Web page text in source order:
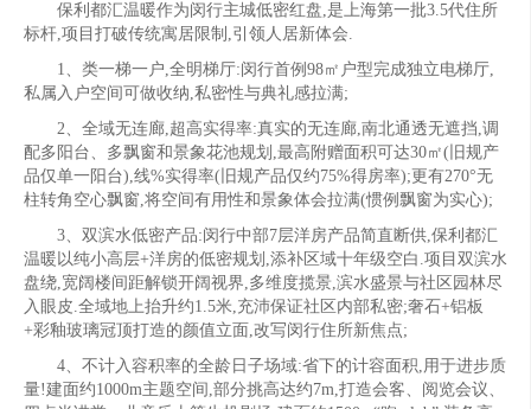
保利都汇温暖作为闵行主城低密红盘,是上海第一批3.5代住所
标杆,项目打破传统寓居限制,引领人居新体会.
1、类一梯一户,全明梯厅:闵行首例98㎡户型完成独立电梯厅,
私属入户空间可做收纳,私密性与典礼感拉满;
2、全域无连廊,超高实得率:真实的无连廊,南北通透无遮挡,调
配多阳台、多飘窗和景象花池规划,最高附赠面积可达30㎡(旧规产
品仅单一阳台),线%实得率(旧规产品仅约75%得房率);更有270°无
柱转角空心飘窗,将空间有用性和景象体会拉满(惯例飘窗为实心);
3、双滨水低密产品:闵行中部7层洋房产品简直断供,保利都汇
温暖以纯小高层+洋房的低密规划,添补区域十年级空白.项目双滨水
盘绕,宽阔楼间距解锁开阔视界,多维度揽景,滨水盛景与社区园林尽
入眼皮.全域地上抬升约1.5米,充沛保证社区内部私密;奢石+铝板
+彩釉玻璃冠顶打造的颜值立面,改写闵行住所新焦点;
4、不计入容积率的全龄日子场域:省下的计容面积,用于进步质
量!建面约1000m主题空间,部分挑高达约7m,打造会客、阅览会议、